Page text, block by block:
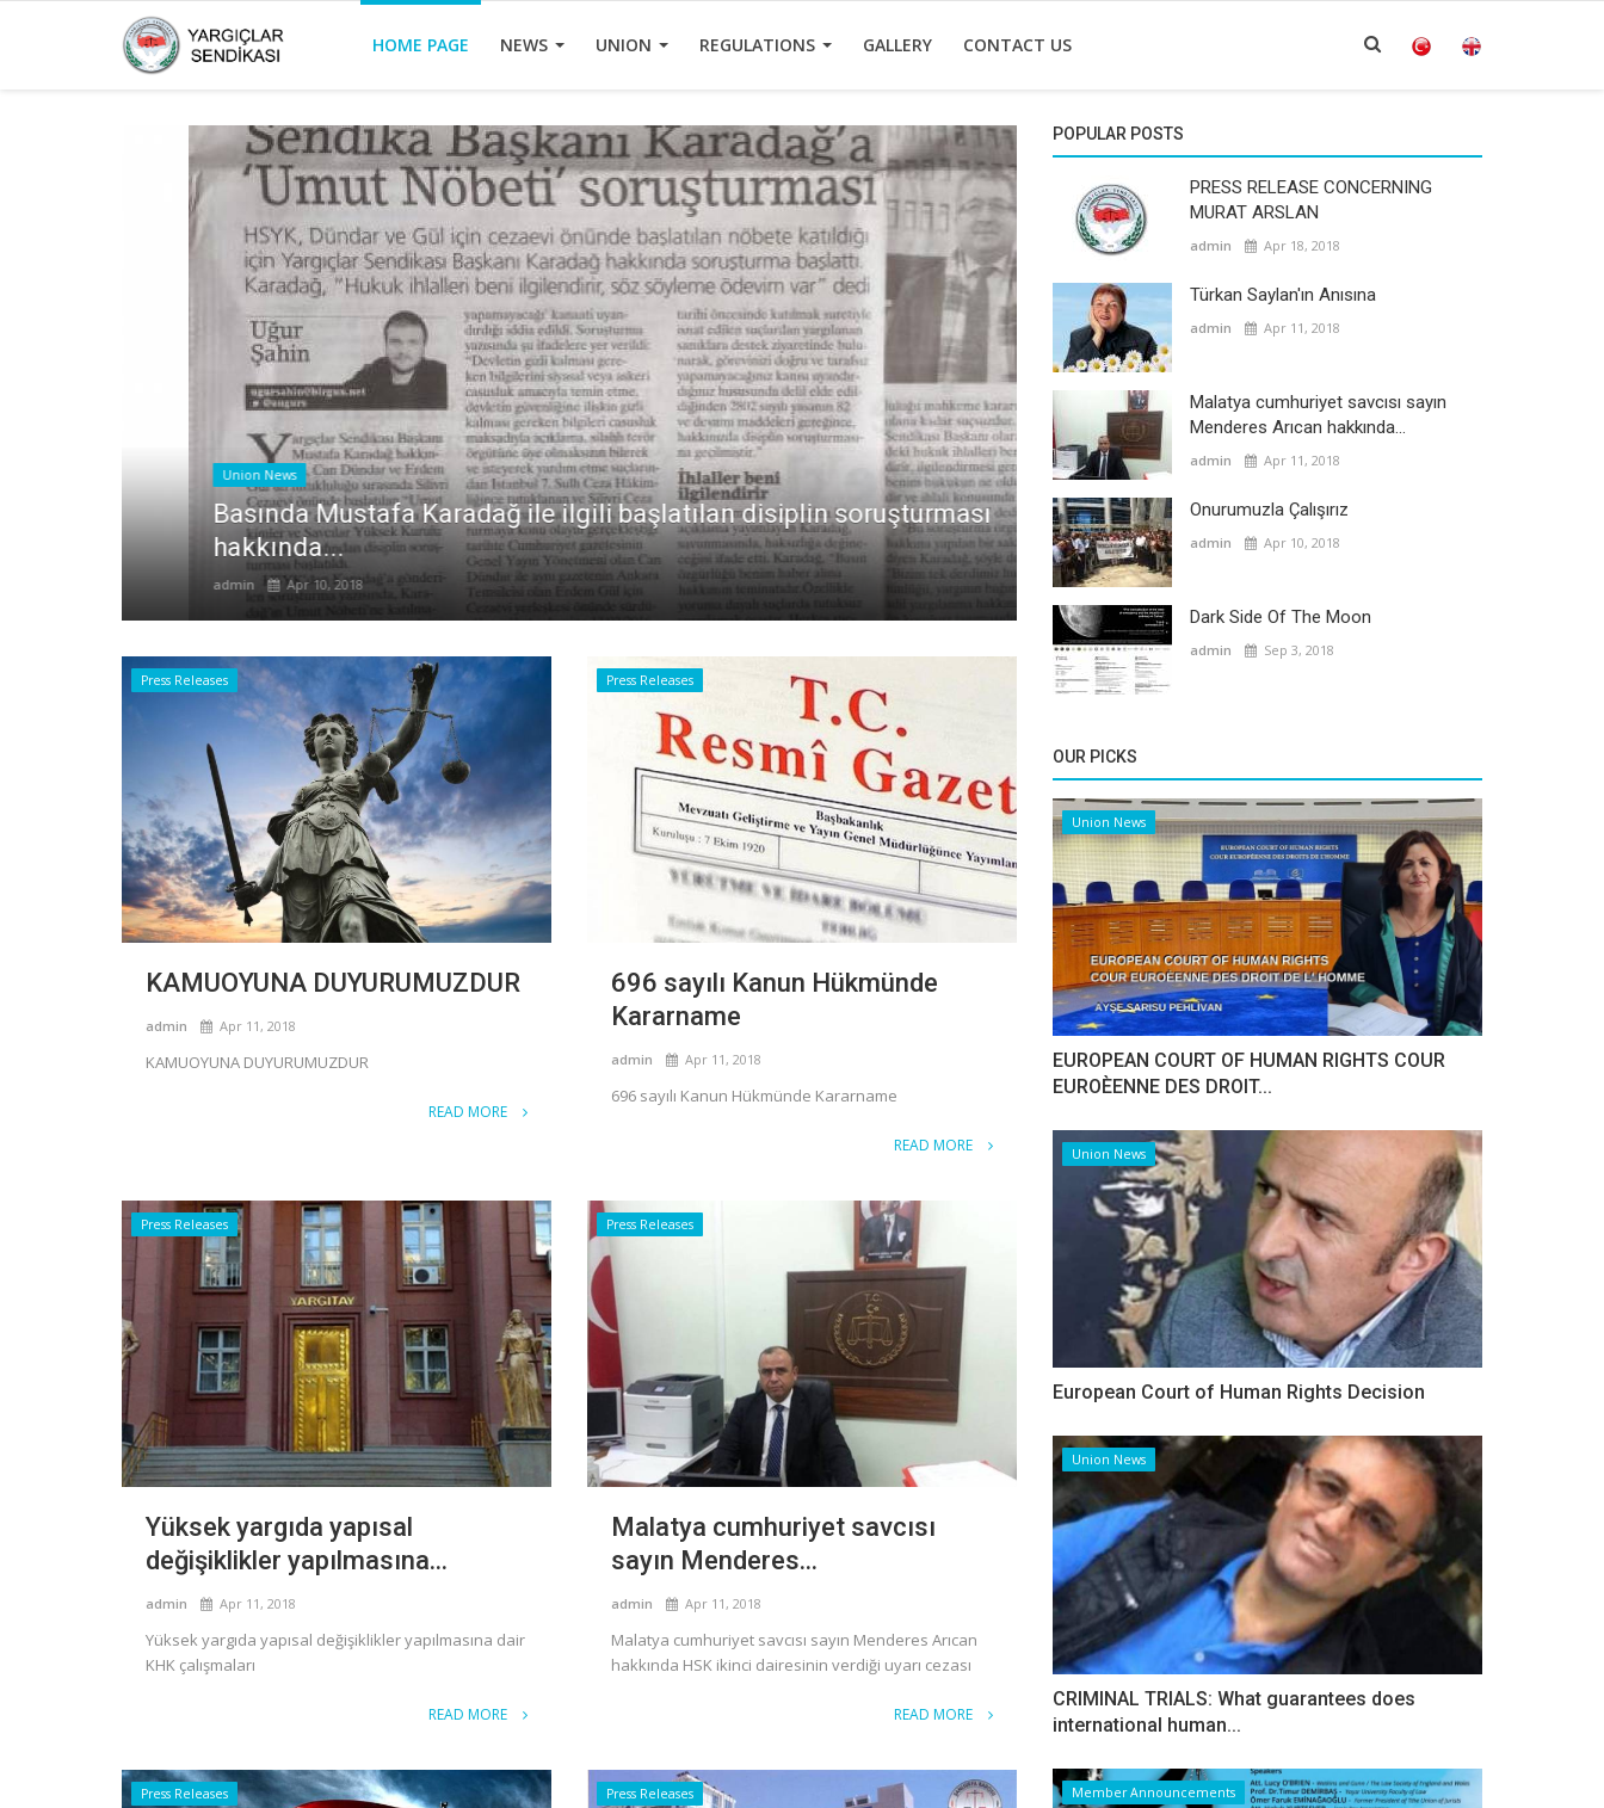
HOME PAGE NEWS UNION REGULATIONS GALLERY CONTACT US
Union News
Basında Mustafa Karadağ ile ilgili başlatılan disiplin soruşturması
hakkında...
Apr 10, 2018
Union News
Onurumuzla Çalışırız
admin Apr 10, 2018
Press Releases
KAMUOYUNA DUYURUMUZDUR
admin Apr 11, 2018
KAMUOYUNA DUYURUMUZDUR
READ MORE
Press Releases
696 sayılı Kanun Hükmünde
Kararname
admin Apr 11, 2018
696 sayılı Kanun Hükmünde Kararname
READ MORE
Press Releases
Yüksek yargıda yapısal
değişiklikler yapılmasına...
admin Apr 11, 2018
Yüksek yargıda yapısal değişiklikler yapılmasına dair
KHK çalışmaları
READ MORE
Press Releases
Malatya cumhuriyet savcısı
sayın Menderes...
admin Apr 11, 2018
Malatya cumhuriyet savcısı sayın Menderes Arıcan
hakkında HSK ikinci dairesinin verdiği uyarı cezası
READ MORE
Press Releases Press Releases
POPULAR POSTS
PRESS RELEASE CONCERNING
MURAT ARSLAN
admin Apr 18, 2018
Türkan Saylan'ın Anısına
admin Apr 11, 2018
Malatya cumhuriyet savcısı sayın
Menderes Arıcan hakkında...
admin Apr 11, 2018
Onurumuzla Çalışırız
admin Apr 10, 2018
Dark Side Of The Moon
admin Sep 3, 2018
OUR PICKS
Union News
EUROPEAN COURT OF HUMAN RIGHTS COUR
EUROÈENNE DES DROIT...
Union News
European Court of Human Rights Decision
Union News
CRIMINAL TRIALS: What guarantees does
international human...
Member Announcements